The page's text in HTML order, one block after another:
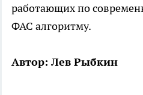
работающих по
ФАС алгоритму.
Автор: Лев Рыбкин